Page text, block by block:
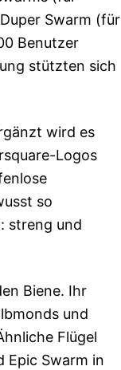
Swarm (für
Benutzer
stützten sich
wird es
Logos
so
streng und
Biene. Ihr
und
Flügel
Epic Swarm in